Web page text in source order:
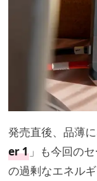
発売直後、品薄
er 1 」も今回の
の過剰なエネル